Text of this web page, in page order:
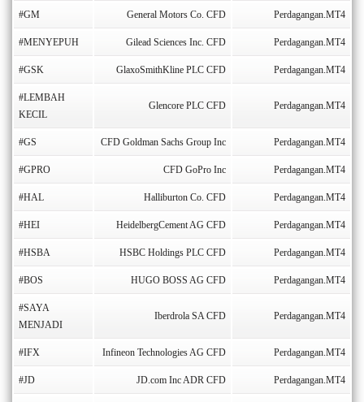
#GM General Motors Co. CFD Perdagangan.MT4
#MENYEPUH Gilead Sciences Inc. CFD Perdagangan.MT4
#GSK GlaxoSmithKline PLC CFD Perdagangan.MT4
#LEMBAH
KECIL
Glencore PLC CFD Perdagangan.MT4
#GS CFD Goldman Sachs Group Inc Perdagangan.MT4
#GPRO CFD GoPro Inc Perdagangan.MT4
#HAL Halliburton Co. CFD Perdagangan.MT4
#HEI HeidelbergCement AG CFD Perdagangan.MT4
#HSBA HSBC Holdings PLC CFD Perdagangan.MT4
#BOS HUGO BOSS AG CFD Perdagangan.MT4
#SAYA
MENJADI
Iberdrola SA CFD Perdagangan.MT4
#IFX Infineon Technologies AG CFD Perdagangan.MT4
#JD JD.com Inc ADR CFD Perdagangan.MT4